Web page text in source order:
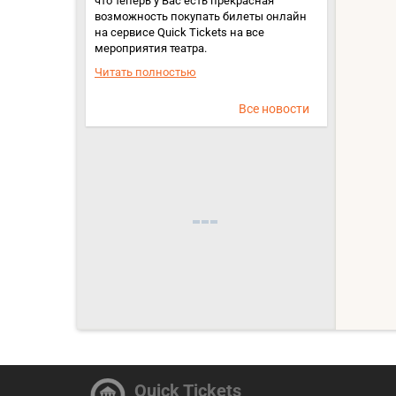
возможность покупать билеты онлайн
на сервисе Quick Tickets на все
мероприятия театра.
Читать полностью
Все новости
Quick Tickets